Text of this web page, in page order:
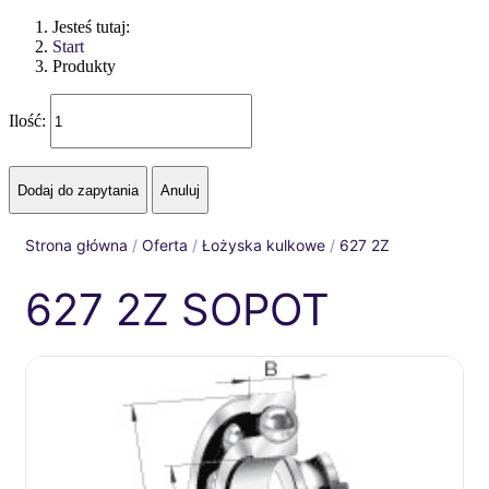
Jesteś tutaj:
Start
Produkty
Ilość:
Strona główna / Oferta / Łożyska kulkowe / 627 2Z
627 2Z SOPOT